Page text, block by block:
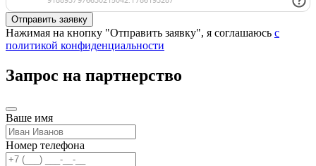
Нажимая на кнопку "Отправить заявку", я соглашаюсь с
политикой конфиденциальности
Запрос на партнерство
Ваше имя
Номер телефона